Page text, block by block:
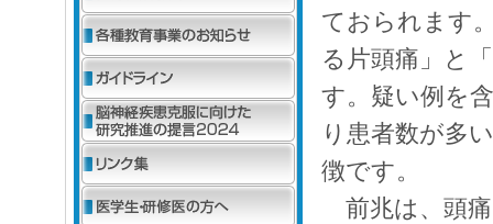
ておられます
る片頭痛」と
す。疑い例を
り患者数が多
徴です。
前兆は、頭